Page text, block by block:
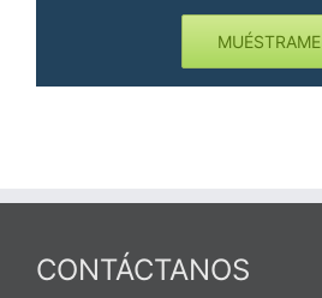
MUÉSTRAME
CONTÁCTANOS